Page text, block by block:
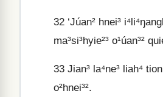
32 ‘Júan² hnei³
ma³si³hyie²³ o¹úan³²
33 Jian³ la⁴ne³ liah⁴
o²hnei³².